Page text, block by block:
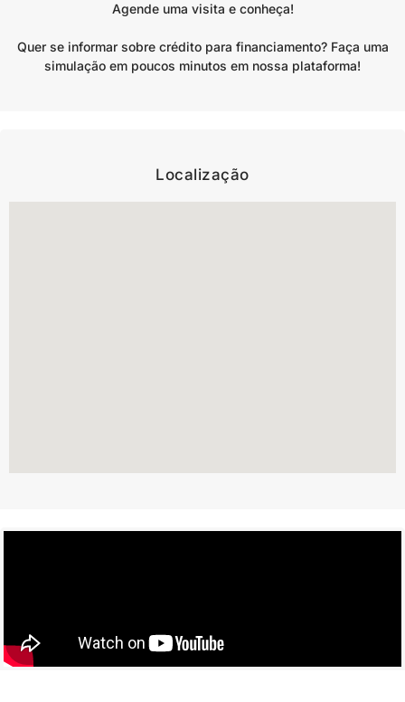
Agende uma visita e conheça!
Quer se informar sobre crédito para financiamento? Faça uma
simulação em poucos minutos em nossa plataforma!
Localização